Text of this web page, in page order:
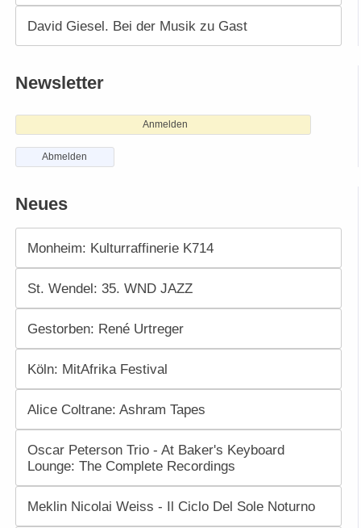
David Giesel. Bei der Musik zu Gast
Newsletter
Anmelden
Abmelden
Neues
Monheim: Kulturraffinerie K714
St. Wendel: 35. WND JAZZ
Gestorben: René Urtreger
Köln: MitAfrika Festival
Alice Coltrane: Ashram Tapes
Oscar Peterson Trio - At Baker's Keyboard
Lounge: The Complete Recordings
Meklin Nicolai Weiss - Il Ciclo Del Sole Noturno